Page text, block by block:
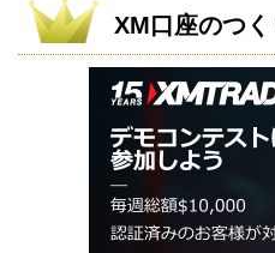
XM口座のつく